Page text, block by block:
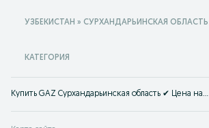
УЗБЕКИСТАН » СУРХАНДАРЬИНСКАЯ ОБЛАСТЬ
КАТЕГОРИЯ
Купить GAZ Сурхандарьинская область ✔ Цена на авто ГАЗ б/у ☝️Большой выбор поддержанных автомобилей по выгодным ценам на OLX.uz